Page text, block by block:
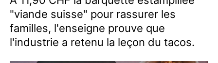
"viande suisse" pour rassurer les
familles, l'enseigne prouve que
l'industrie a retenu la leçon du tacos.